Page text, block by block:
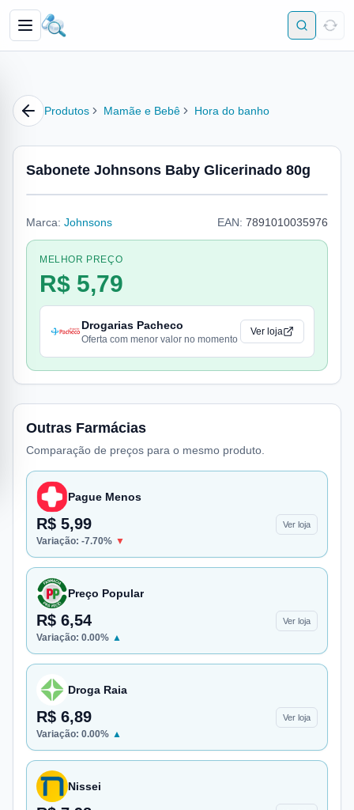
Produtos Mamãe e Bebê Hora do banho
Sabonete Johnsons Baby Glicerinado 80g
Marca: Johnsons EAN: 7891010035976
MELHOR PREÇO
R$ 5,79
Drogarias Pacheco
Oferta com menor valor no momento
Ver loja
Outras Farmácias
Comparação de preços para o mesmo produto.
Pague Menos
R$ 5,99 Ver loja
Variação: -7.70% ▼
Preço Popular
R$ 6,54 Ver loja
Variação: 0.00% ▲
Droga Raia
R$ 6,89 Ver loja
Variação: 0.00% ▲
Nissei